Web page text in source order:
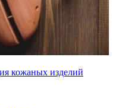
кожаных изделий